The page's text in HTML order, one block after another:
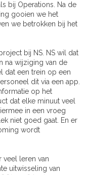
bij Operations. Na de
gooien we het
we betrokken bij het
bij NS. NS wil dat
na wijziging van de
dat een trein op een
dit via een app.
op het
dat elke minuut veel
in een vroeg
niet goed gaat. En er
wordt
veel leren van
uitwisseling van